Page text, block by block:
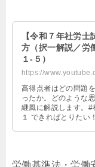
【令和７年社労
方（択一解説／労
１-５）
https://
高得点者はどの問題
ったか。どのような
継風に解説します。
１ できればとりたい
労働基準法・労働